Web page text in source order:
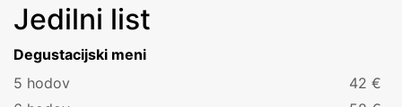
Jedilni list
Degustacijski meni
5 hodov
42 €